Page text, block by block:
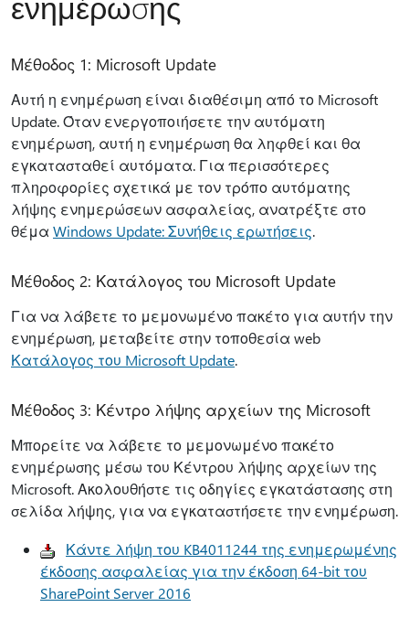
Μέθοδος 1: Microsoft Update
Αυτή η ενημέρωση είναι διαθέσιμη από το Microsoft
Update. Όταν ενεργοποιήσετε την αυτόματη
ενημέρωση, αυτή η ενημέρωση θα ληφθεί και θα
εγκατασταθεί αυτόματα. Για περισσότερες
πληροφορίες σχετικά με τον τρόπο αυτόματης
λήψης ενημερώσεων ασφαλείας, ανατρέξτε στο
θέμα Windows Update: Συνήθεις ερωτήσεις.
Μέθοδος 2: Κατάλογος του Microsoft Update
Για να λάβετε το μεμονωμένο πακέτο για αυτήν την
ενημέρωση, μεταβείτε στην τοποθεσία web
Κατάλογος του Microsoft Update.
Μέθοδος 3: Κέντρο λήψης αρχείων της Microsoft
Μπορείτε να λάβετε το μεμονωμένο πακέτο
ενημέρωσης μέσω του Κέντρου λήψης αρχείων της
Microsoft. Ακολουθήστε τις οδηγίες εγκατάστασης στη
σελίδα λήψης, για να εγκαταστήσετε την ενημέρωση.
Κάντε λήψη του KB4011244 της ενημερωμένης
έκδοσης ασφαλείας για την έκδοση 64-bit του
SharePoint Server 2016